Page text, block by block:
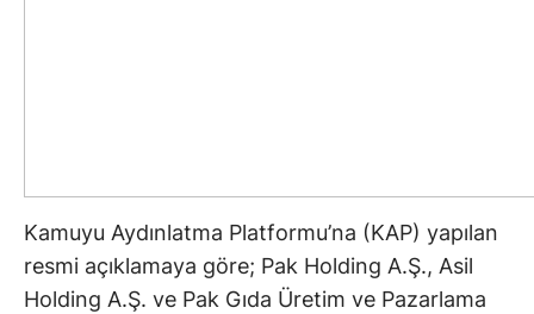
Kamuyu Aydınlatma Platformu’na (KAP) yapılan
resmi açıklamaya göre; Pak Holding A.Ş., Asil
Holding A.Ş. ve Pak Gıda Üretim ve Pazarlama